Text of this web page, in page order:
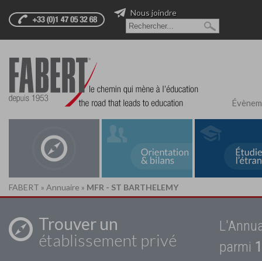
Nous joindre
FABERT » Annuaire » MFR - ST BARTHELEMY
Trouver un
établissement privé
parmi